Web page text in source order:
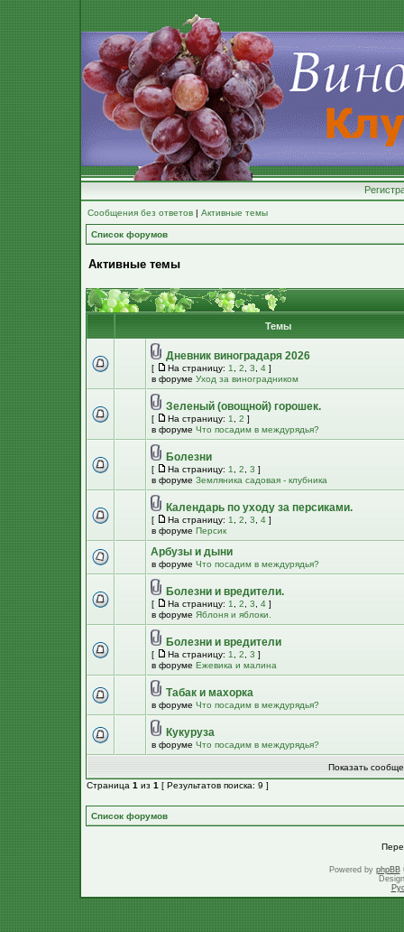
Сообщения без ответов | Активные темы
Список форумов
Активные темы
Темы
Дневник виноградаря 2026
[ На страницу: 1 2 3 4 ]
в форуме Уход за виноградником
Зеленый (овощной) горошек.
[ На страницу: 1 2 ]
в форуме Что посадим в междурядья?
Болезни
[ На страницу: 1 2 3 ]
в форуме Земляника садовая - клубника
Календарь по уходу за персиками.
[ На страницу: 1 2 3 4 ]
в форуме Персик
Арбузы и дыни
в форуме Что посадим в междурядья?
Болезни и вредители.
[ На страницу: 1 2 3 4 ]
в форуме Яблоня и яблоки.
Болезни и вредители
[ На страницу: 1 2 3 ]
в форуме Ежевика и малина
Табак и махорка
в форуме Что посадим в междурядья?
Кукуруза
в форуме Что посадим в междурядья?
Показать
Страница 1 из 1 [ Результатов поиска: 9 ]
Список форумов
Powered by phpBB